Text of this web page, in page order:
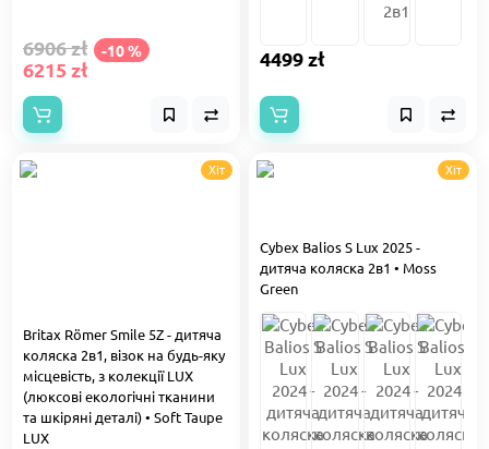
6906 zł -10 %
6215 zł 4499 zł
Хіт
Britax Römer Smile 5Z - дитяча
коляска 2в1, візок на будь-яку
місцевість, з колекції LUX
(люксові екологічні тканини
та шкіряні деталі) • Soft Taupe
LUX
Хіт
Cybex Balios S Lux 2025 -
дитяча коляска 2в1 • Moss
Green